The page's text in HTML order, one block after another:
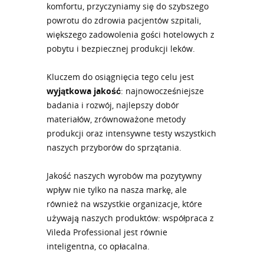
komfortu, przyczyniamy się do szybszego
powrotu do zdrowia pacjentów szpitali,
większego zadowolenia gości hotelowych z
pobytu i bezpiecznej produkcji leków.
Kluczem do osiągnięcia tego celu jest
wyjątkowa jakość: najnowocześniejsze
badania i rozwój, najlepszy dobór
materiałów, zrównoważone metody
produkcji oraz intensywne testy wszystkich
naszych przyborów do sprzątania.
Jakość naszych wyrobów ma pozytywny
wpływ nie tylko na nasza markę, ale
również na wszystkie organizacje, które
używają naszych produktów: współpraca z
Vileda Professional jest równie
inteligentna, co opłacalna.